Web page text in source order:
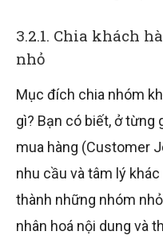
3.2.1. Chia khách
nhỏ
Mục đích chia nhóm
gì? Bạn có biết, ở từng
mua hàng (Customer
nhu cầu và tâm lý
thành những nhóm
nhân hoá nội dung và